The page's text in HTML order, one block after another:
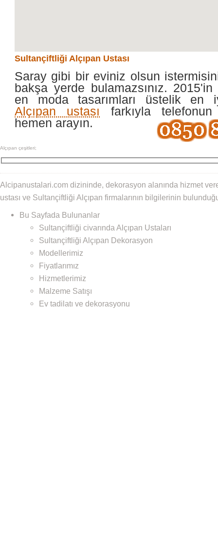
Sultançiftliği Alçıpan Ustası
Saray gibi bir eviniz olsun
bakşa yerde bulamazsınız.
en moda tasarımları üstelik
Alçıpan ustası farkıyla
hemen arayın.
Alçıpan çeşitleri;
Alcipanustalari.com dizininde, dekorasyon alanında hizmet
ustası ve Sultançiftliği Alçıpan firmalarının bilgilerinin
Bu Sayfada Bulunanlar
Sultançiftliği civarında Alçıpan Ustaları
Sultançiftliği Alçıpan Dekorasyon
Modellerimiz
Fiyatlarımız
Hizmetlerimiz
Malzeme Satışı
Ev tadilatı ve dekorasyonu